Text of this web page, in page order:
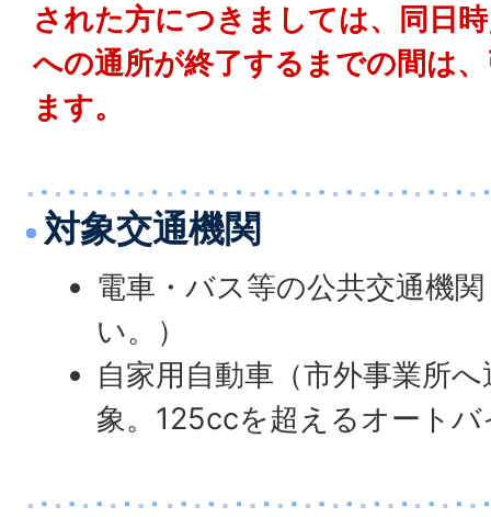
された方につきましては、同日
への通所が終了するまでの間は
ます。
対象交通機関
電車・バス等の公共交通機
い。）
自家用自動車（市外事業所
象。125ccを超えるオート